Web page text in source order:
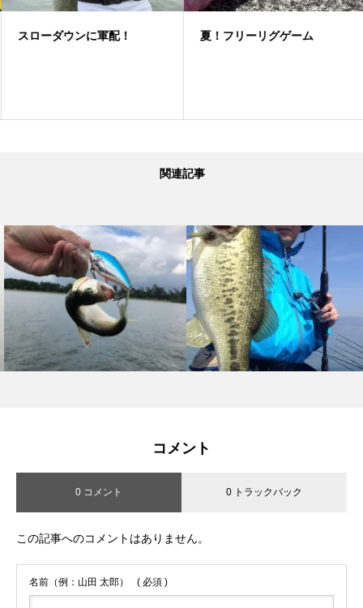
スローダウンに軍配！ 夏！フリーリグゲーム
関連記事
コメント
0 コメント 0 トラックバック
この記事へのコメントはありません。
名前（例：山田 太郎） ( 必須 )